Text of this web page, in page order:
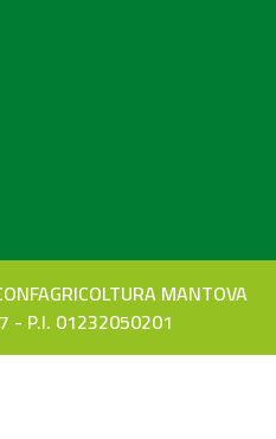
MANTOVA
- P.I. 01232050201